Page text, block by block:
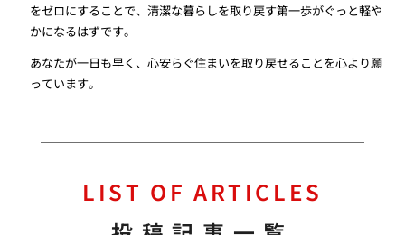
をゼロにすることで、清潔な暮らしを取り戻す第一歩がぐっと軽や
かになるはずです。
あなたが一日も早く、心安らぐ住まいを取り戻せることを心より願
っています。
LIST OF ARTICLES